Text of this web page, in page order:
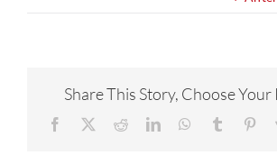
CONTACTA
Share This Story, Choose
Facebook RedditLinkedInWhatsApp
Tumblr